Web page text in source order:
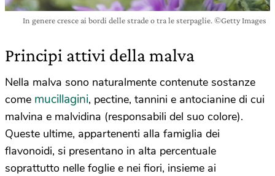
In genere cresce ai bordi delle strade o tra le sterpaglie. ©Getty Images
Principi attivi della malva
Nella malva sono naturalmente contenute sostanze
come mucillagini, pectine, tannini e antocianine di cui
malvina e malvidina (responsabili del suo colore).
Queste ultime, appartenenti alla famiglia dei
flavonoidi, si presentano in alta percentuale
soprattutto nelle foglie e nei fiori, insieme ai